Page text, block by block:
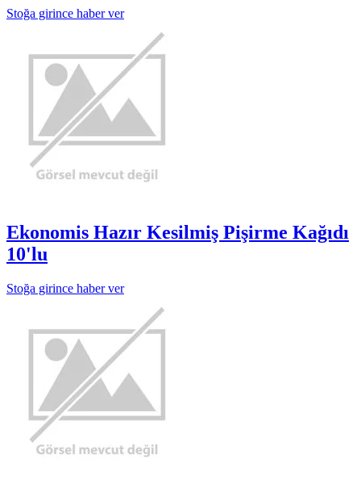
Stoğa girince haber ver
Ekonomis Hazır Kesilmiş Pişirme Kağıdı
10'lu
Stoğa girince haber ver